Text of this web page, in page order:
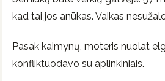
kad tai jos anūkas. Vaikas
Pasak kaimynų, moteris nuolat
konfliktuodavo su aplinkiniais.